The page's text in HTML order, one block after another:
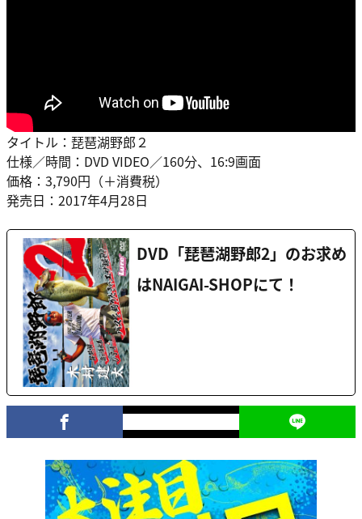
タイトル：琵琶湖野郎２
仕様／時間：DVD VIDEO／160分、16:9画面
価格：3,790円（＋消費税）
発売日：2017年4月28日
DVD「琵琶湖野郎2」のお求め
はNAIGAI-SHOPにて！